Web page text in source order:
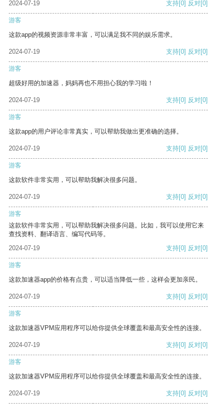
2024-07-19 支持[0] 反对[0]
游客
这款app的视频资源非常丰富，可以满足我不同的娱乐需求。
2024-07-19 支持[0] 反对[0]
游客
超级好用的加速器，妈妈再也不用担心我的学习啦！
2024-07-19 支持[0] 反对[0]
游客
这款app的用户评论非常真实，可以帮助我做出更准确的选择。
2024-07-19 支持[0] 反对[0]
游客
这款软件非常实用，可以帮助我解决很多问题。
2024-07-19 支持[0] 反对[0]
游客
这款软件非常实用，可以帮助我解决很多问题。比如，我可以使用它来
查找资料、翻译语言、编写代码等。
2024-07-19
支持[0] 反对[0]
游客
这款加速器app的价格有点贵，可以适当降低一些，这样会更加亲民。
2024-07-19 支持[0] 反对[0]
游客
这款加速器VPM应用程序可以给你提供全球覆盖和最高安全性的连接。
2024-07-19 支持[0] 反对[0]
游客
这款加速器VPM应用程序可以给你提供全球覆盖和最高安全性的连接。
2024-07-19 支持[0] 反对[0]